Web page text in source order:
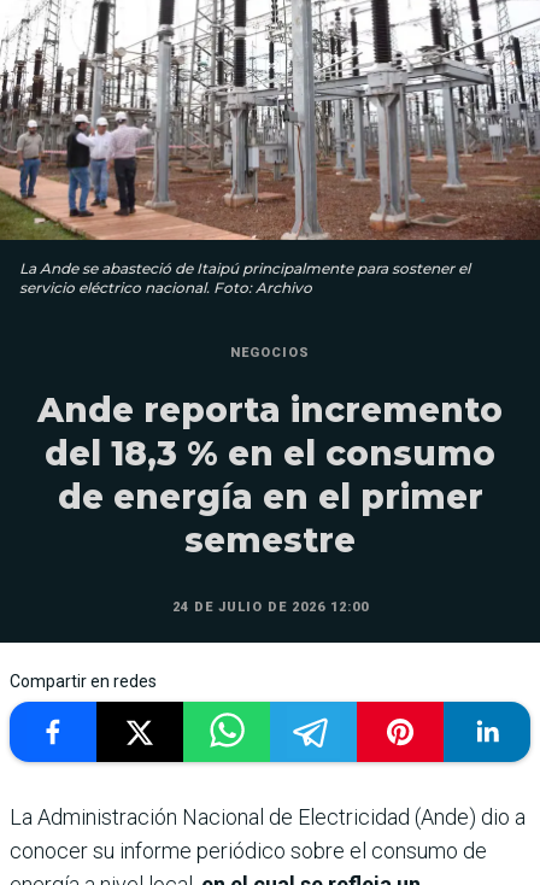
La Ande se abasteció de Itaipú principalmente para sostener el
servicio eléctrico nacional. Foto: Archivo
NEGOCIOS
Ande reporta incremento
del 18,3 % en el consumo
de energía en el primer
semestre
24 DE JULIO DE 2026 12:00
Compartir en redes
La Administración Nacional de Electricidad (Ande) dio a
conocer su informe periódico sobre el consumo de